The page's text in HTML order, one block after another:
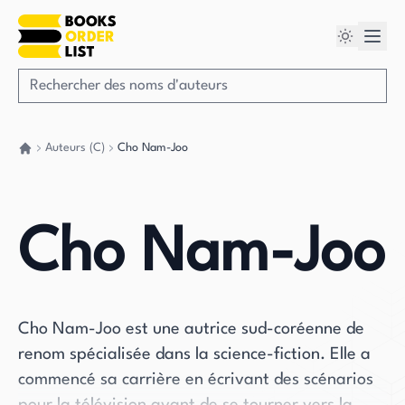
Auteurs (C) Cho Nam-Joo
Cho Nam-Joo
Cho Nam-Joo est une autrice sud-coréenne de
renom spécialisée dans la science-fiction. Elle a
commencé sa carrière en écrivant des scénarios